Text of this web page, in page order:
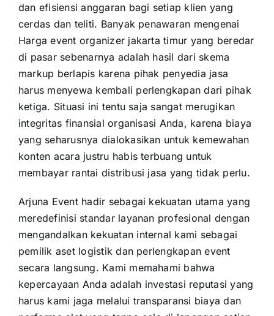
dan efisiensi anggaran bagi setiap klien yang
cerdas dan teliti. Banyak penawaran mengenai
Harga event organizer jakarta timur yang beredar
di pasar sebenarnya adalah hasil dari skema
markup berlapis karena pihak penyedia jasa
harus menyewa kembali perlengkapan dari pihak
ketiga. Situasi ini tentu saja sangat merugikan
integritas finansial organisasi Anda, karena biaya
yang seharusnya dialokasikan untuk kemewahan
konten acara justru habis terbuang untuk
membayar rantai distribusi jasa yang tidak perlu.
Arjuna Event hadir sebagai kekuatan utama yang
meredefinisi standar layanan profesional dengan
mengandalkan kekuatan internal kami sebagai
pemilik aset logistik dan perlengkapan event
secara langsung. Kami memahami bahwa
kepercayaan Anda adalah investasi reputasi yang
harus kami jaga melalui transparansi biaya dan